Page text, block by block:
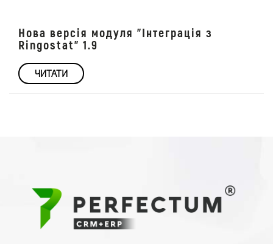
Нова версія модуля "Інтеграція з
Ringostat" 1.9
ЧИТАТИ